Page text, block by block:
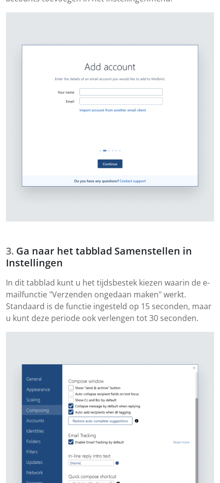
Ga naar het tabblad Samenstellen in
Instellingen
In dit tabblad kunt u het tijdsbestek kiezen waarin de e-
mailfunctie "Verzenden ongedaan maken" werkt.
Standaard is de functie ingesteld op 15 seconden, maar
u kunt deze periode ook verlengen tot 30 seconden.